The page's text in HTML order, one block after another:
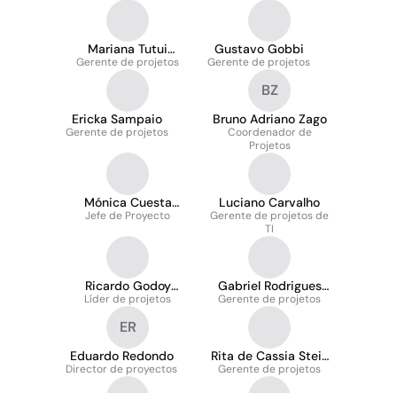
Mariana Tutui
Pasquini
Gerente de projetos
Gustavo Gobbi
Gerente de projetos
Ericka Sampaio
Gerente de projetos
BZ
Bruno Adriano Zago
Coordenador de
Projetos
Mónica Cuesta
Martínez
Jefe de Proyecto
Luciano Carvalho
Gerente de projetos de
TI
Ricardo Godoy
Pereira Sakamoto
Líder de projetos
Gabriel Rodrigues
Alves
Gerente de projetos
ER
Eduardo Redondo
Director de proyectos
Rita de Cassia Stein
Santos
Gerente de projetos